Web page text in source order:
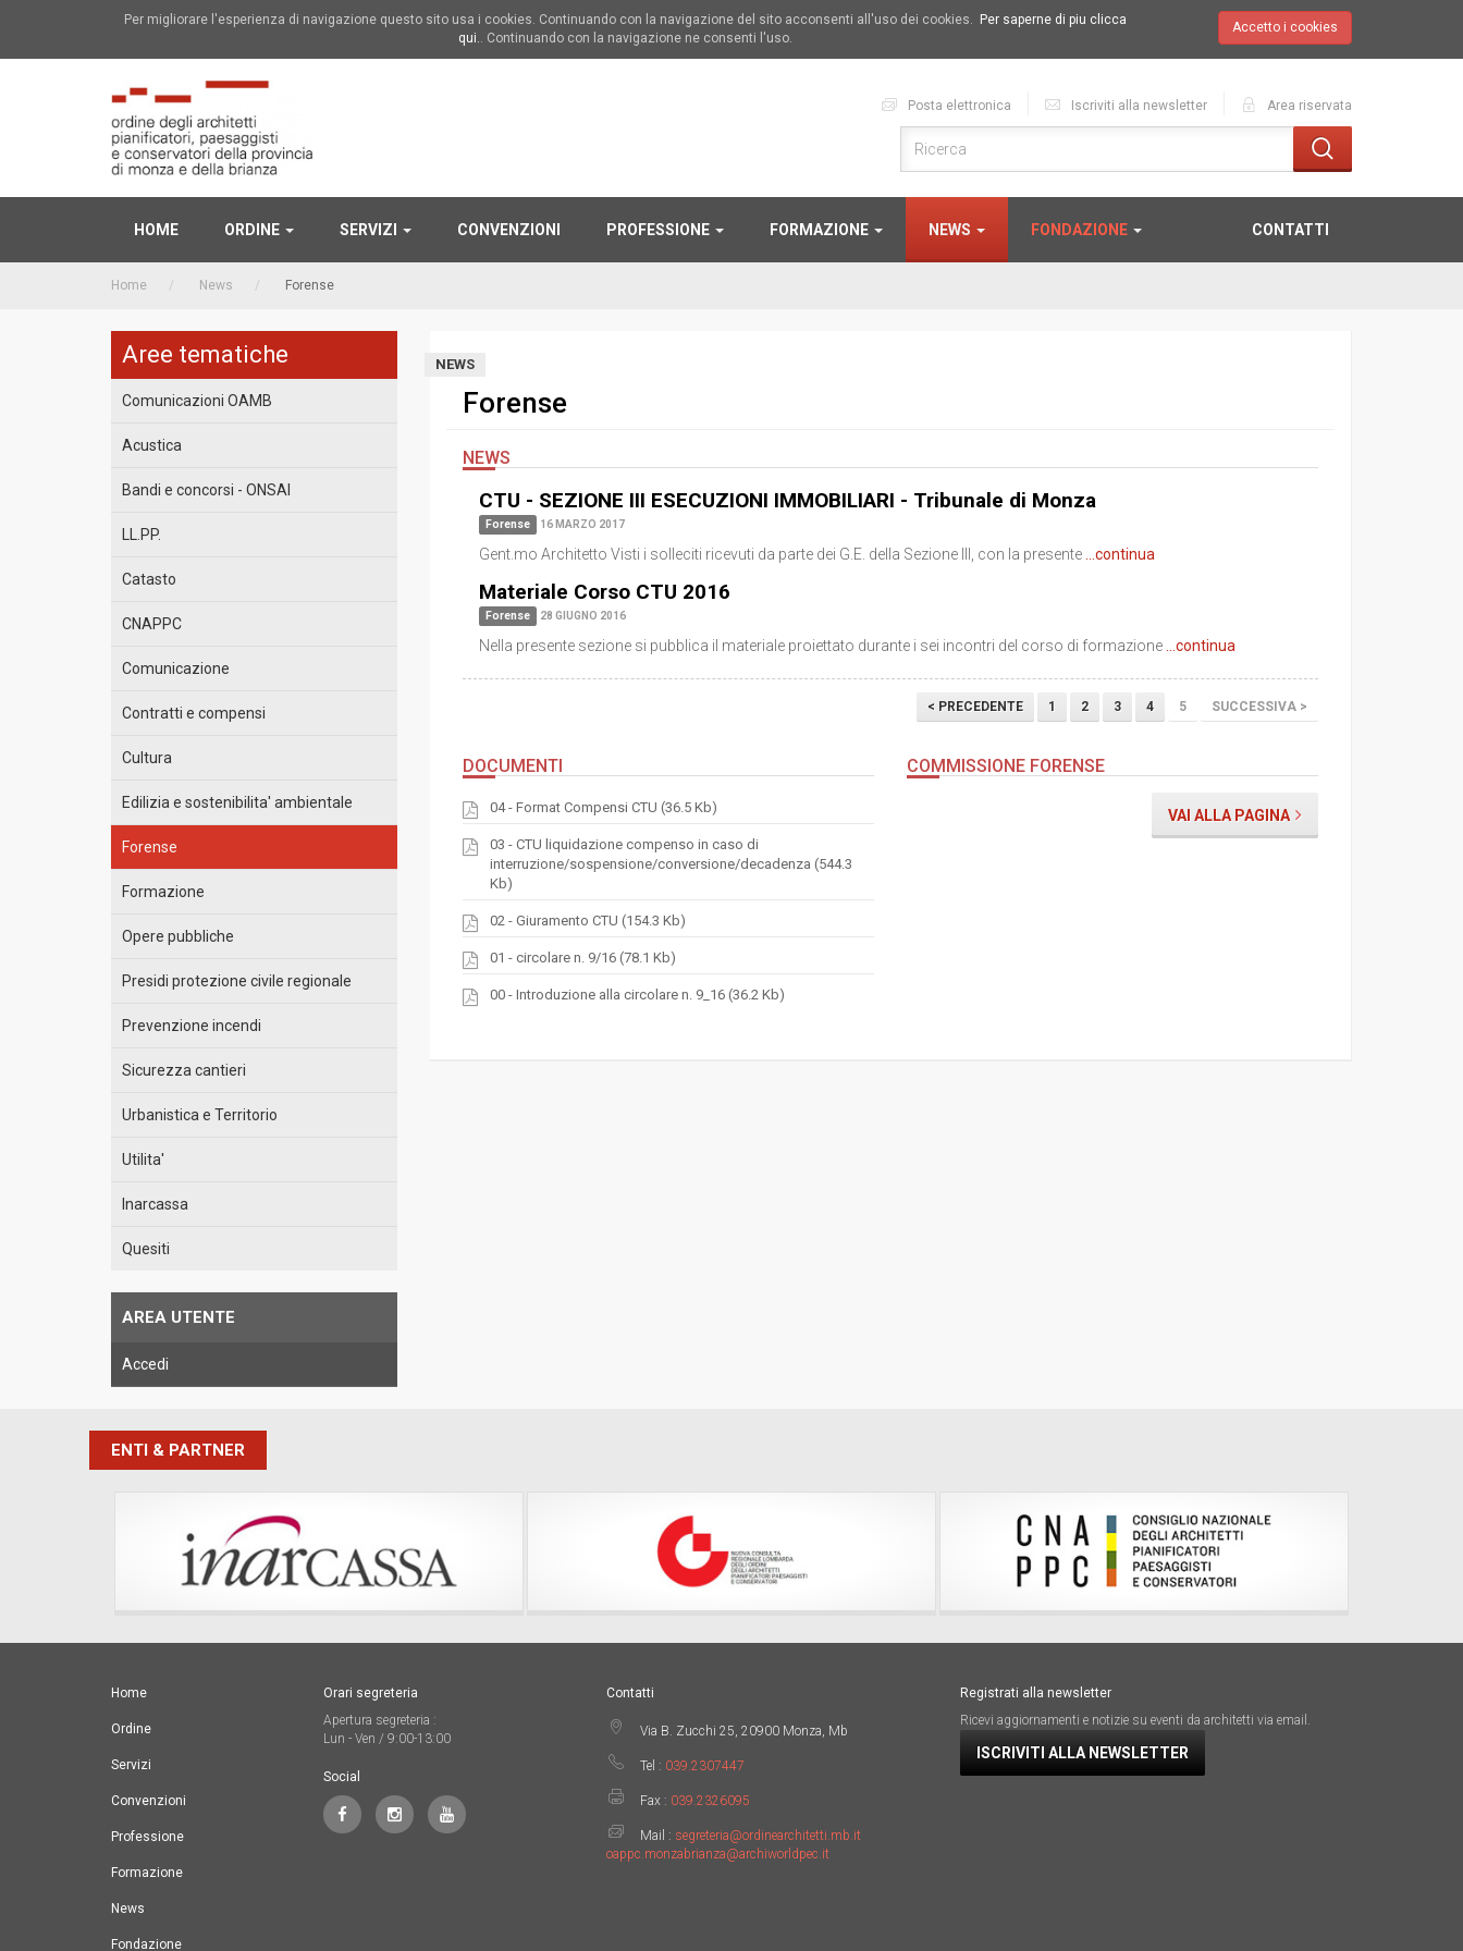
Per migliorare l'esperienza di navigazione questo sito usa i cookies. Continuando con la navigazione del sito acconsenti all'uso dei cookies.
Per saperne di piu clicca
qui.. Continuando con la navigazione ne consenti l'uso.
Accetto i cookies
Posta elettronica Iscriviti alla newsletter Area riservata
HOME ORDINE SERVIZI CONVENZIONI PROFESSIONE FORMAZIONE NEWS FONDAZIONE CONTATTI
Home News Forense
Aree tematiche
Comunicazioni OAMB
Acustica
Bandi e concorsi - ONSAI
LL.PP.
Catasto
CNAPPC
Comunicazione
Contratti e compensi
Cultura
Edilizia e sostenibilita' ambientale
Forense
Formazione
Opere pubbliche
Presidi protezione civile regionale
Prevenzione incendi
Sicurezza cantieri
Urbanistica e Territorio
Utilita'
Inarcassa
Quesiti
AREA UTENTE
Accedi
NEWS
Forense
NEWS
CTU - SEZIONE III ESECUZIONI IMMOBILIARI - Tribunale di Monza
Forense 16 MARZO 2017
Gent.mo Architetto Visti i solleciti ricevuti da parte dei G.E. della Sezione III, con la presente ...continua
Materiale Corso CTU 2016
Forense 28 GIUGNO 2016
Nella presente sezione si pubblica il materiale proiettato durante i sei incontri del corso di formazione ...continua
< PRECEDENTE 1 2 3 4 5 SUCCESSIVA >
DOCUMENTI
04 - Format Compensi CTU (36.5 Kb)
03 - CTU liquidazione compenso in caso di
interruzione/sospensione/conversione/decadenza (544.3
Kb)
02 - Giuramento CTU (154.3 Kb)
01 - circolare n. 9/16 (78.1 Kb)
00 - Introduzione alla circolare n. 9_16 (36.2 Kb)
COMMISSIONE FORENSE
VAI ALLA PAGINA
ENTI & PARTNER
Home
Ordine
Servizi
Convenzioni
Professione
Formazione
News
Fondazione
Orari segreteria
Apertura segreteria :
Lun - Ven / 9:00-13:00
Social
Contatti
Via B. Zucchi 25, 20900 Monza, Mb
Tel : 039.2307447
Fax : 039.2326095
Mail : segreteria@ordinearchitetti.mb.it
oappc.monzabrianza@archiworldpec.it
Registrati alla newsletter
Ricevi aggiornamenti e notizie su eventi da architetti via email.
ISCRIVITI ALLA NEWSLETTER